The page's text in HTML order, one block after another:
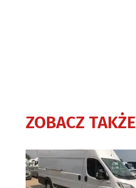
ZOBACZ TAKŻE